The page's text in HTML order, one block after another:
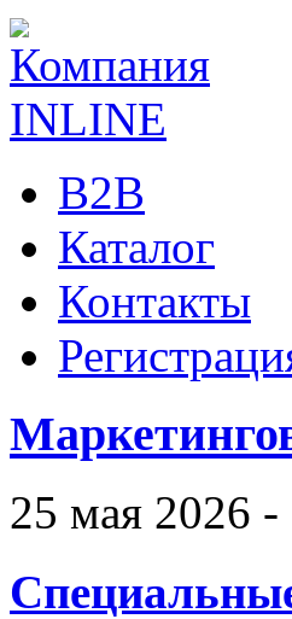
B2B
Каталог
Контакты
25 мая 2026